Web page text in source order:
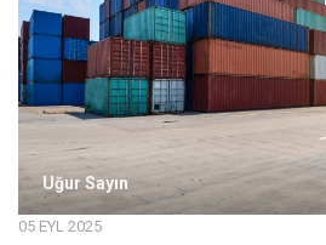
Uğur Sayın
05 EYL 2025